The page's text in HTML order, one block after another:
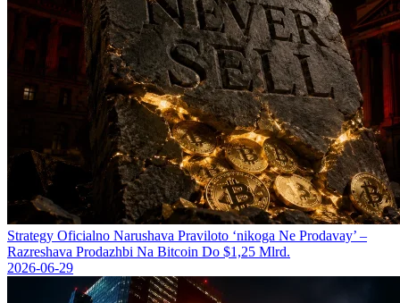
Strategy Oficіalno Narushava Praviloto ‘nikoga Ne Prodavay’ –
Razreshava Prodazhbi Na Bitcoin Do $1,25 Mlrd.
2026-06-29